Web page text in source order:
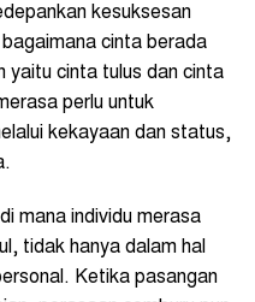
kesuksesan
cinta berada
yaitu cinta tulus dan cinta
perlu untuk
kekayaan dan status,
mana individu merasa
tidak hanya dalam hal
Ketika pasangan